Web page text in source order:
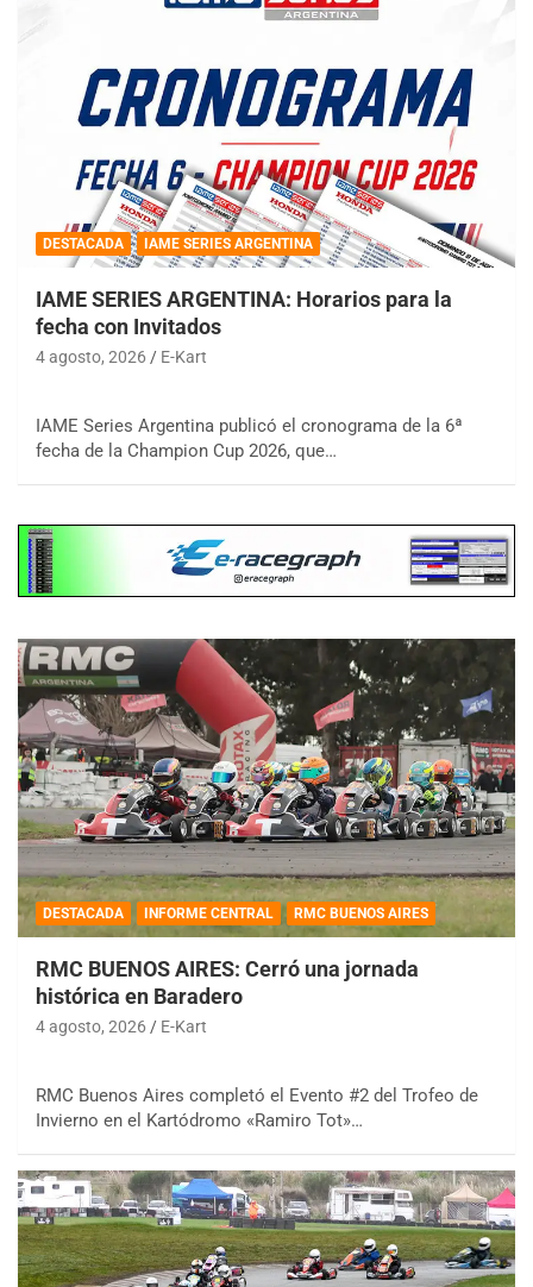
DESTACADA IAME SERIES ARGENTINA
IAME SERIES ARGENTINA: Horarios para la
fecha con Invitados
4 agosto, 2026 E-Kart
IAME Series Argentina publicó el cronograma de la 6ª
fecha de la Champion Cup 2026, que…
DESTACADA INFORME CENTRAL RMC BUENOS AIRES
RMC BUENOS AIRES: Cerró una jornada
histórica en Baradero
4 agosto, 2026 E-Kart
RMC Buenos Aires completó el Evento #2 del Trofeo de
Invierno en el Kartódromo «Ramiro Tot»…